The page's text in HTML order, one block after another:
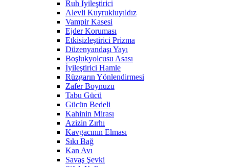
Ruh İyileştirici
Alevli Kuyrukluyıldız
Vampir Kasesi
Ejder Koruması
Etkisizleştirici Prizma
Düzenyandaşı Yayı
Boşlukyolcusu Asası
İyileştirici Hamle
Rüzgarın Yönlendirmesi
Zafer Boynuzu
Tabu Gücü
Gücün Bedeli
Kahinin Mirası
Azizin Zırhı
Kavgacının Elması
Sıkı Bağ
Kan Avı
Savaş Şevki